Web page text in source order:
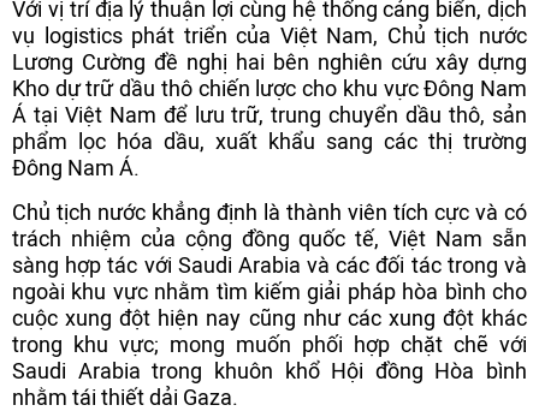
Với vị trí địa lý thuận lợi cùng hệ thống cảng biển, dịch
vụ logistics phát triển của Việt Nam, Chủ tịch nước
Lương Cường đề nghị hai bên nghiên cứu xây dựng
Kho dự trữ dầu thô chiến lược cho khu vực Đông Nam
Á tại Việt Nam để lưu trữ, trung chuyển dầu thô, sản
phẩm lọc hóa dầu, xuất khẩu sang các thị trường
Đông Nam Á.
Chủ tịch nước khẳng định là thành viên tích cực và có
trách nhiệm của cộng đồng quốc tế, Việt Nam sẵn
sàng hợp tác với Saudi Arabia và các đối tác trong và
ngoài khu vực nhằm tìm kiếm giải pháp hòa bình cho
cuộc xung đột hiện nay cũng như các xung đột khác
trong khu vực; mong muốn phối hợp chặt chẽ với
Saudi Arabia trong khuôn khổ Hội đồng Hòa bình
nhằm tái thiết dải Gaza.